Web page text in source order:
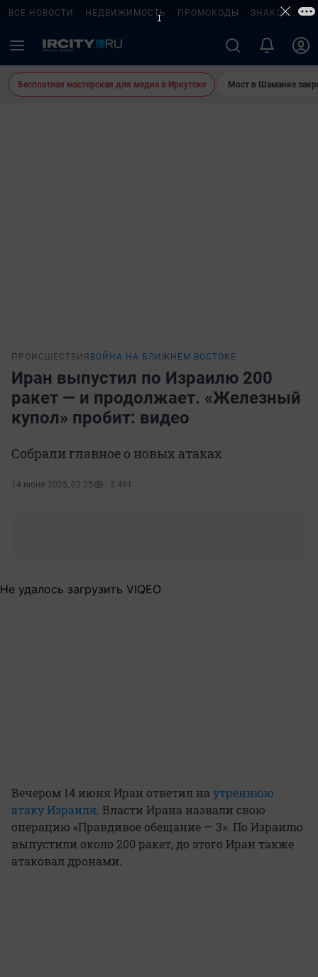
ВСЕ НОВОСТИ НЕДВИЖИМОСТЬ ПРОМОКОДЫ ЗНАКОМСТВА
Бесплатная мастерская для медиа в Иркутске Мост в Шаманке
ПРОИСШЕСТВИЯ ВОЙНА НА БЛИЖНЕМ ВОСТОКЕ
Иран выпустил по Израилю 200
ракет — и продолжает. «Железный
купол» пробит: видео
Собрали главное о новых атаках
14 июня 2025, 03:25 3 491
Не удалось загрузить VIQEO
Вечером 14 июня Иран ответил на утреннюю
атаку Израиля. Власти Ирана назвали свою
операцию «Правдивое обещание — 3». По Израилю
выпустили около 200 ракет, до этого Иран также
атаковал дронами.